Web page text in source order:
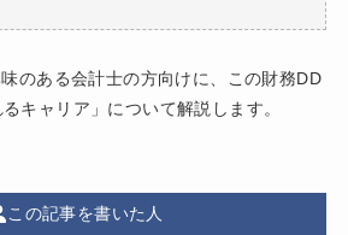
のある会計士の方向けに、この財務DD
キャリア」について解説します。
この記事を書いた人